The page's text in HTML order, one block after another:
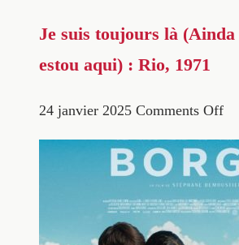
Je suis toujours là (Ainda
estou aqui) : Rio, 1971
24 janvier 2025 Comments Off